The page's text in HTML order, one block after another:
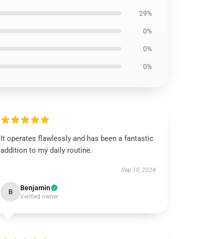
29%
0%
0%
0%
It operates flawlessly and has been a fantastic
addition to my daily routine.
Sep 10, 2024
B Benjamin
Verified owner